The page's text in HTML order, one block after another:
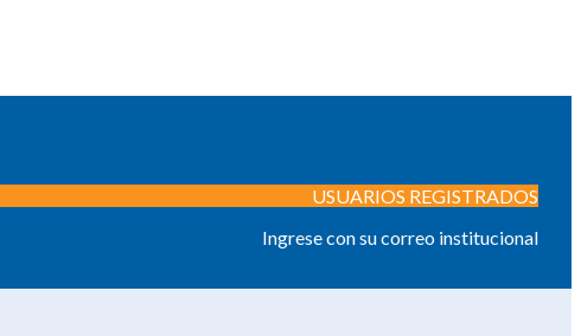
USUARIOS REGISTRADOS
Ingrese con su correo institucional